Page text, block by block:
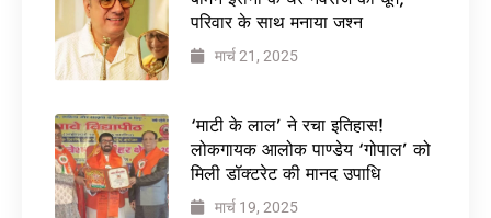
परिवार के साथ मनाया जश्न
मार्च 21, 2025
‘माटी के लाल’ ने रचा इतिहास!
लोकगायक आलोक पाण्डेय ‘गोपाल’ को
मिली डॉक्टरेट की मानद उपाधि
मार्च 19, 2025